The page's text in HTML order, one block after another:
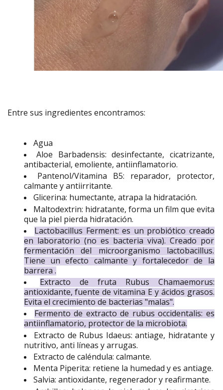
Entre sus ingredientes encontramos:
Agua
Aloe Barbadensis: desinfectante, cicatrizante,
antibacterial, emoliente, antiinflamatorio.
Pantenol/Vitamina B5: reparador, protector,
calmante y antiirritante.
Glicerina: humectante, atrapa la hidratación.
Maltodextrin: hidratante, forma un film que evita
que la piel pierda hidratación.
Lactobacillus Ferment: es un probiótico creado
en laboratorio (no es bacteria viva). Creado por
fermentación del microorganismo lactobacillus.
Tiene un efecto calmante y fortalecedor de la
barrera .
Extracto de fruta Rubus Chamaemorus:
antioxidante, fuente de vitamina E y ácidos grasos.
Evita el crecimiento de bacterias "malas".
Fermento de extracto de rubus occidentalis: es
antiinflamatorio, protector de la microbiota.
Extracto de Rubus Idaeus: antiage, hidratante y
nutritivo, anti líneas y arrugas.
Extracto de caléndula: calmante.
Menta Piperita: retiene la humedad y es antiage.
Salvia: antioxidante, regenerador y reafirmante.